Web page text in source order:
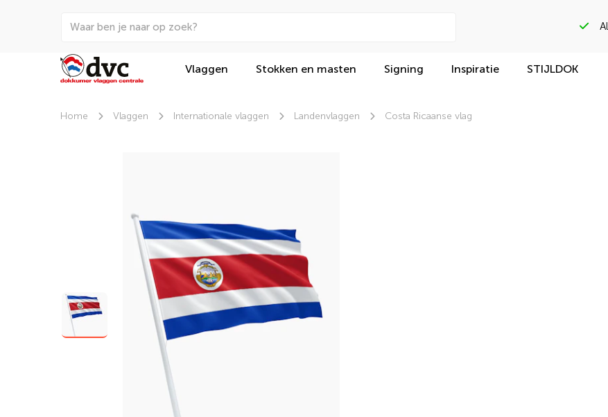
Vlaggen Stokken en masten Signing Inspiratie STIJLDOK
Home Vlaggen Internationale vlaggen Landenvlaggen Costa Ricaanse vlag